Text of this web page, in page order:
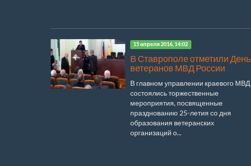
15 апреля 2016, 14:02
В Ставрополе отметили День
ветеранов МВД России
В главном управлении краевого МВД
состоялись торжественные
мероприятия, посвященные
празднованию 25-летия со дня
образования ветеранских
организаций о...